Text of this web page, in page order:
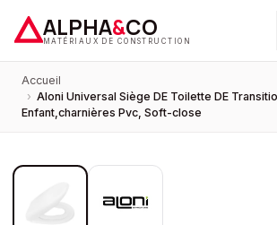
ALPHA&CO
MATÉRIAUX DE CONSTRUCTION
Accueil
› Aloni Universal Siège DE Toilette DE
Enfant,charnières Pvc, Soft-close